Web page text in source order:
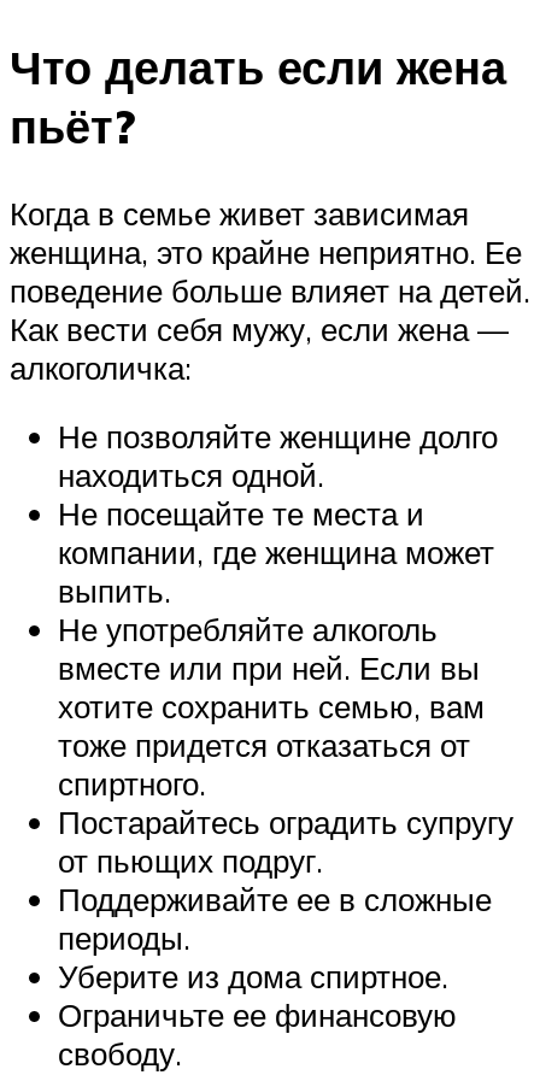
Что делать если жена
пьёт?
Когда в семье живет зависимая
женщина, это крайне неприятно. Ее
поведение больше влияет на детей.
Как вести себя мужу, если жена —
алкоголичка:
Не позволяйте женщине долго
находиться одной.
Не посещайте те места и
компании, где женщина может
выпить.
Не употребляйте алкоголь
вместе или при ней. Если вы
хотите сохранить семью, вам
тоже придется отказаться от
спиртного.
Постарайтесь оградить супругу
от пьющих подруг.
Поддерживайте ее в сложные
периоды.
Уберите из дома спиртное.
Ограничьте ее финансовую
свободу.